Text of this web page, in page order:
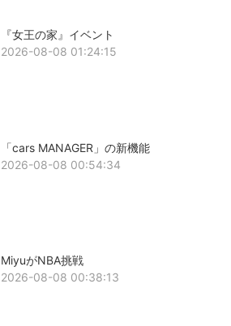
『女王の家』イベント
2026-08-08 01:24:15
「cars MANAGER」の新機能
2026-08-08 00:54:34
MiyuがNBA挑戦
2026-08-08 00:38:13